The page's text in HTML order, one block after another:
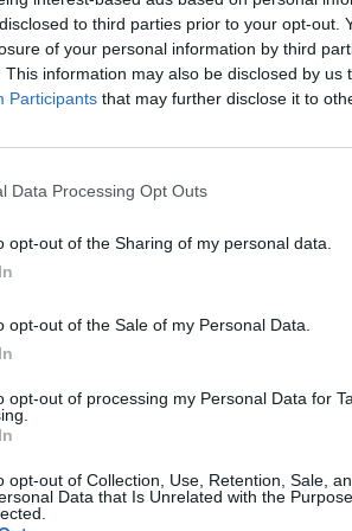
to third parties prior to your opt-out.
of your personal information by third
This information may also be disclosed by us
Participants that may further disclose it to
Data Processing Opt Outs
opt-out of the Sharing of my personal data.
opt-out of the Sale of my Personal Data.
opt-out of processing my Personal Data for
opt-out of Collection, Use, Retention, Sale,
Data that Is Unrelated with the
Ilość w